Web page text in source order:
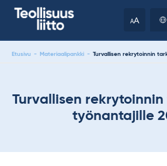
AA
Etusivu - Materiaalipankki - Turvallisen rekrytoinnin
Turvallisen
työnantajille
clipboard.)